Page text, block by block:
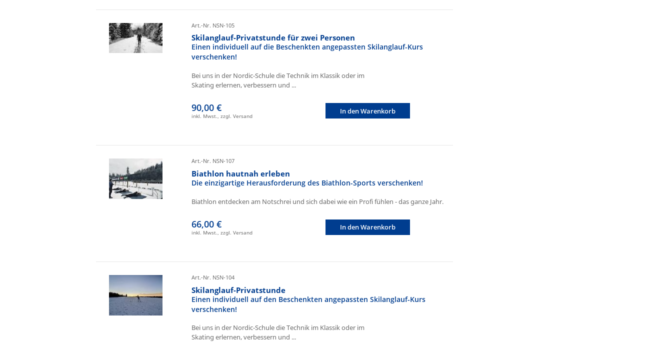
Art.-Nr. NSN-105
Skilanglauf-Privatstunde für zwei Personen
Einen individuell auf die Beschenkten angepassten Skilanglauf-Kurs
verschenken!
Bei uns in der Nordic-Schule die Technik im Klassik oder im
Skating erlernen, verbessern und ...
90,00 €
inkl. Mwst., zzgl. Versand
In den Warenkorb
Art.-Nr. NSN-107
Biathlon hautnah erleben
Die einzigartige Herausforderung des Biathlon-Sports verschenken!
Biathlon entdecken am Notschrei und sich dabei wie ein Profi fühlen - das ganze Jahr.
66,00 €
inkl. Mwst., zzgl. Versand
In den Warenkorb
Art.-Nr. NSN-104
Skilanglauf-Privatstunde
Einen individuell auf den Beschenkten angepassten Skilanglauf-Kurs
verschenken!
Bei uns in der Nordic-Schule die Technik im Klassik oder im
Skating erlernen, verbessern und ...